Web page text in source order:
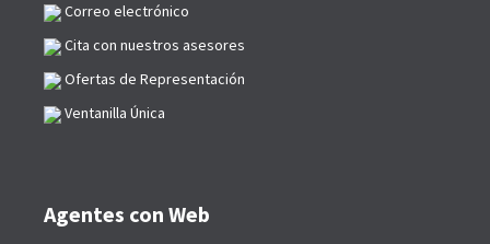
Correo electrónico
Cita con nuestros asesores
Ofertas de Representación
Ventanilla Única
Agentes con Web